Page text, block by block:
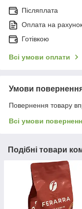
Післяплата
Оплата на
Готівкою
Всі умови оплати
Умови
Повернення товару
Всі умови
Подібні товари